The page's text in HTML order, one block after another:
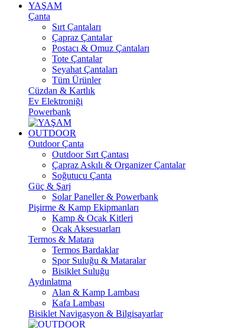
YAŞAM
Çanta
Sırt Çantaları
Çapraz Çantalar
Postacı & Omuz Çantaları
Tote Çantalar
Seyahat Çantaları
Tüm Ürünler
Cüzdan & Kartlık
Ev Elektroniği
Powerbank
OUTDOOR
Outdoor Çanta
Outdoor Sırt Çantası
Çapraz Askılı & Organizer Çantalar
Soğutucu Çanta
Güç & Şarj
Solar Paneller & Powerbank
Pişirme & Kamp Ekipmanları
Kamp & Ocak Kitleri
Ocak Aksesuarları
Termos & Matara
Termos Bardaklar
Spor Suluğu & Mataralar
Bisiklet Suluğu
Aydınlatma
Alan & Kamp Lambası
Kafa Lambası
Bisiklet Navigasyon & Bilgisayarlar